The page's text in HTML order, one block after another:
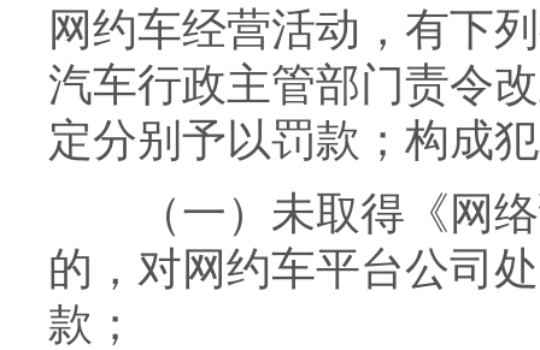
网约车经营活动，有下
汽车行政主管部门责令
定分别予以罚款；构成
（一）未取得《网络
的，对网约车平台公司
款；